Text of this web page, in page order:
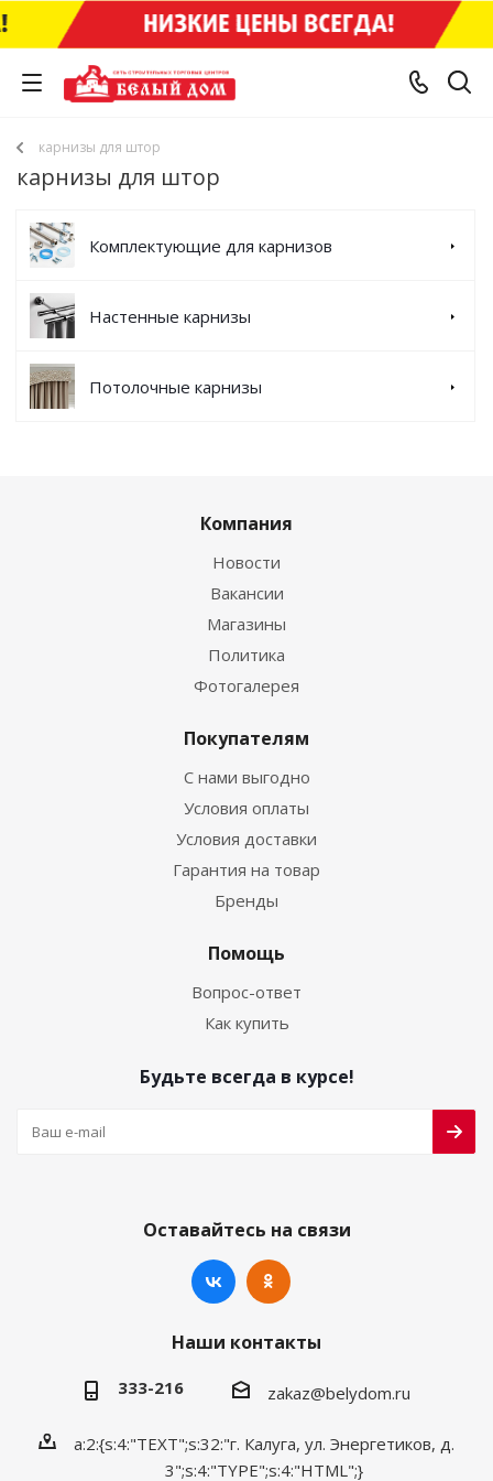
карнизы для штор
карнизы для штор
Комплектующие для карнизов
Настенные карнизы
Потолочные карнизы
Компания
Новости
Вакансии
Магазины
Политика
Фотогалерея
Покупателям
С нами выгодно
Условия оплаты
Условия доставки
Гарантия на товар
Бренды
Помощь
Вопрос-ответ
Как купить
Будьте всегда в курсе!
Оставайтесь на связи
Наши контакты
333-216 zakaz@belydom.ru
a:2:{s:4:"TEXT";s:32:"г. Калуга, ул. Энергетиков, д.
3";s:4:"TYPE";s:4:"HTML";}